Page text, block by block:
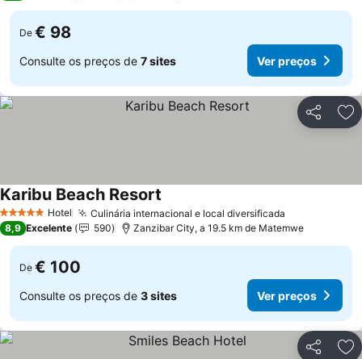
De € 98
Consulte os preços de 7 sites Ver preços
Partilhar
5 Estrelas Hotel Culinária internacional e local diversificada
Karibu Beach Resort
8,9 Excelente 590 Zanzibar City, a 19.5 km de Matemwe
De € 100
Consulte os preços de 3 sites Ver preços
Partilhar